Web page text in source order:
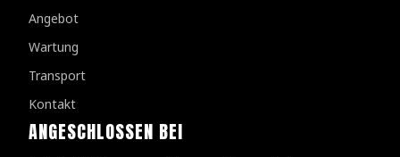
Angebot
Wartung
Transport
Kontakt
ANGESCHLOSSEN BEI